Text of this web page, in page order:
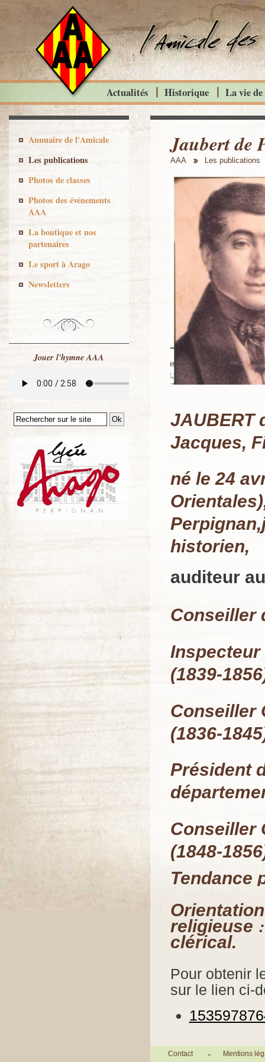
Jaubert de
AAA Les publications
JAUBERT
Jacques,
né le 24
historien,
auditeur
Conseiller
(1839-
Conseiller
(1836-
Président
Conseiller
(1848-
Tendance
Orientation
religieuse :
clérical.
Pour obtenir
sur le lien ci-
Actualités Historique La vie
Annuaire de l'Amicale
Les publications
Photos de classes
Photos des événements
AAA
La boutique et nos
partenaires
Le sport à Arago
Newsletters
Jouer l'hymne AAA
Contact Mentions